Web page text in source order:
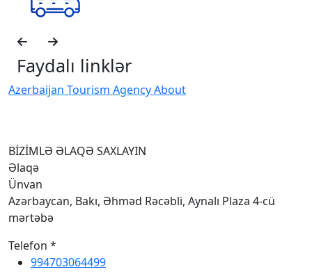
Faydalı linklər
Azerbaijan Tourism Agency About
BİZİMLƏ ƏLAQƏ SAXLAYIN
Əlaqə
Ünvan
Azərbaycan, Bakı, Əhməd Rəcəbli, Aynalı Plaza 4-cü
mərtəbə
Telefon *
994703064499